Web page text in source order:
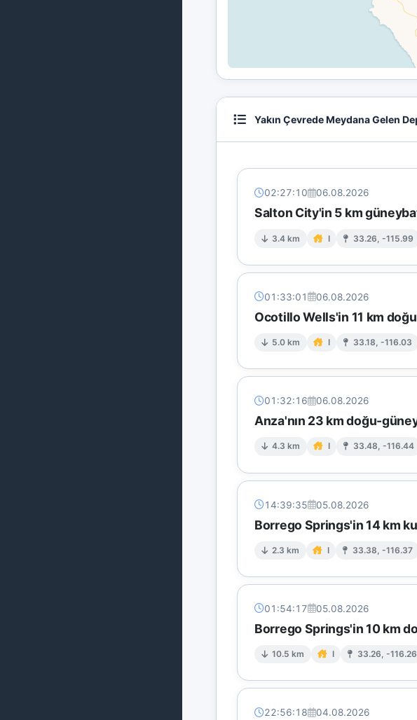
Yakın Çevrede Meydana Gelen
02:27:10 06.08.2026
Salton City'in 5 km
3.4 km I 33.26, -115.99
01:33:01 06.08.2026
Ocotillo Wells'in 11 km
5.0 km I 33.18, -116.03
01:32:16 06.08.2026
Anza'nın 23 km doğu-
4.3 km I 33.48, -116.44
14:39:35 05.08.2026
Borrego Springs'in 14 km
2.3 km I 33.38, -116.37
01:54:17 05.08.2026
Borrego Springs'in 10 km
10.5 km I 33.26, -116.26
22:56:18 04.08.2026